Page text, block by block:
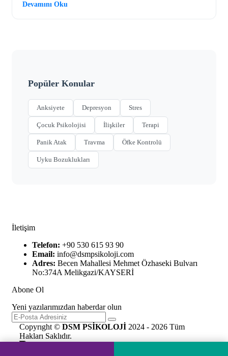
Devamını Oku
Popüler Konular
Anksiyete Depresyon Stres
Çocuk Psikolojisi İlişkiler Terapi
Panik Atak Travma Öfke Kontrolü
Uyku Bozuklukları
İletişim
Telefon: +90 530 615 93 90
Email: info@dsmpsikoloji.com
Adres: Becen Mahallesi Mehmet Özhaseki Bulvarı
No:374A Melikgazi/KAYSERİ
Abone Ol
Yeni yazılarımızdan haberdar olun
Copyrıght © DSM PSİKOLOJİ 2024 - 2026 Tüm
Hakları Saklıdır.